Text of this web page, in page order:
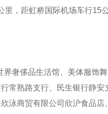
里，距虹桥国际机场车行
世界奢侈品生活馆、美体
常熟路支行、民生银行静安
欣泳商贸有限公司欣沪食品店